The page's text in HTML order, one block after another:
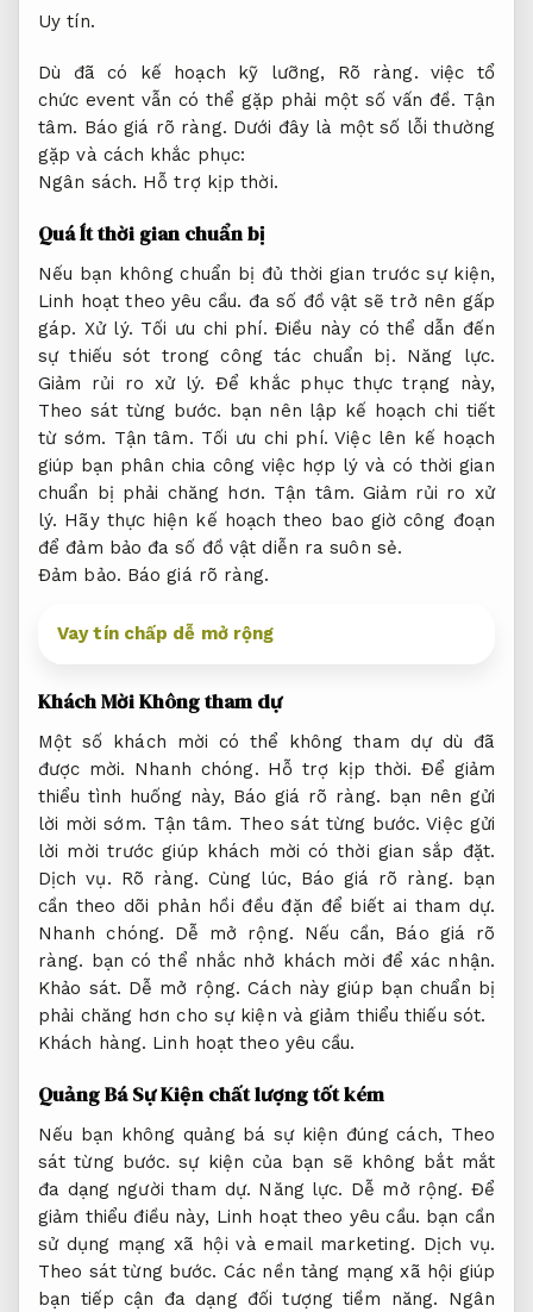
Uy tín.
Dù đã có kế hoạch kỹ lưỡng, Rõ ràng. việc tổ
chức event vẫn có thể gặp phải một số vấn đề. Tận
tâm. Báo giá rõ ràng. Dưới đây là một số lỗi thường
gặp và cách khắc phục:
Ngân sách. Hỗ trợ kịp thời.
Quá Ít thời gian chuẩn bị
Nếu bạn không chuẩn bị đủ thời gian trước sự kiện,
Linh hoạt theo yêu cầu. đa số đồ vật sẽ trở nên gấp
gáp. Xử lý. Tối ưu chi phí. Điều này có thể dẫn đến
sự thiếu sót trong công tác chuẩn bị. Năng lực.
Giảm rủi ro xử lý. Để khắc phục thực trạng này,
Theo sát từng bước. bạn nên lập kế hoạch chi tiết
từ sớm. Tận tâm. Tối ưu chi phí. Việc lên kế hoạch
giúp bạn phân chia công việc hợp lý và có thời gian
chuẩn bị phải chăng hơn. Tận tâm. Giảm rủi ro xử
lý. Hãy thực hiện kế hoạch theo bao giờ công đoạn
để đảm bảo đa số đồ vật diễn ra suôn sẻ.
Đảm bảo. Báo giá rõ ràng.
Vay tín chấp dễ mở rộng
Khách Mời Không tham dự
Một số khách mời có thể không tham dự dù đã
được mời. Nhanh chóng. Hỗ trợ kịp thời. Để giảm
thiểu tình huống này, Báo giá rõ ràng. bạn nên gửi
lời mời sớm. Tận tâm. Theo sát từng bước. Việc gửi
lời mời trước giúp khách mời có thời gian sắp đặt.
Dịch vụ. Rõ ràng. Cùng lúc, Báo giá rõ ràng. bạn
cần theo dõi phản hồi đều đặn để biết ai tham dự.
Nhanh chóng.
Dễ mở rộng. Nếu cần, Báo giá rõ
ràng. bạn có thể nhắc nhở khách mời để xác nhận.
Khảo sát. Dễ mở rộng. Cách này giúp bạn chuẩn bị
phải chăng hơn cho sự kiện và giảm thiểu thiếu sót.
Khách hàng. Linh hoạt theo yêu cầu.
Quảng Bá Sự Kiện chất lượng tốt kém
Nếu bạn không quảng bá sự kiện đúng cách, Theo
sát từng bước. sự kiện của bạn sẽ không bắt mắt
đa dạng người tham dự. Năng lực. Dễ mở rộng. Để
giảm thiểu điều này, Linh hoạt theo yêu cầu. bạn cần
sử dụng mạng xã hội và email marketing. Dịch vụ.
Theo sát từng bước. Các nền tảng mạng xã hội giúp
bạn tiếp cận đa dạng đối tượng tiềm năng. Ngân